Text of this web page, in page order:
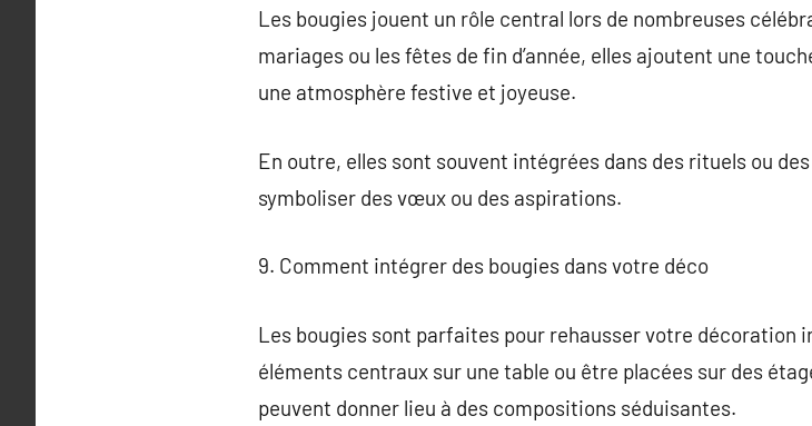
Les bougies jouent un rôle central lors de nombreuses
mariages ou les fêtes de fin d’année, elles ajoutent une
une atmosphère festive et joyeuse.
En outre, elles sont souvent intégrées dans des rituels ou
symboliser des vœux ou des aspirations.
9. Comment intégrer des bougies dans votre déco
Les bougies sont parfaites pour rehausser votre décoration
éléments centraux sur une table ou être placées sur des
peuvent donner lieu à des compositions séduisantes.